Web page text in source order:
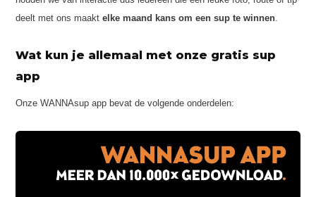
deelt met ons maaktelke maand kans om een sup te winnen.
Wat kun je allemaal met onze gratis sup
app
Onze WANNAsup app bevat de volgende onderdelen: